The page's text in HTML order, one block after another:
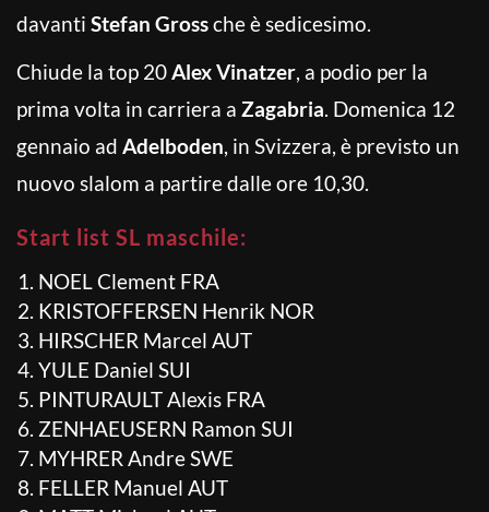
davanti Stefan Grossche è sedicesimo.
Chiude la top 20Alex Vinatzer, a podio per la
prima volta in carriera a Zagabria. Domenica 12
gennaio ad Adelboden, in Svizzera, è previsto un
nuovo slalom a partire dalle ore 10,30.
Start list SL maschile:
NOEL Clement FRA
KRISTOFFERSEN Henrik NOR
HIRSCHER Marcel AUT
YULE Daniel SUI
PINTURAULT Alexis FRA
ZENHAEUSERN Ramon SUI
MYHRER Andre SWE
FELLER Manuel AUT